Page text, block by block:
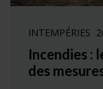
INTEMPÉRIES
Incendies :
des